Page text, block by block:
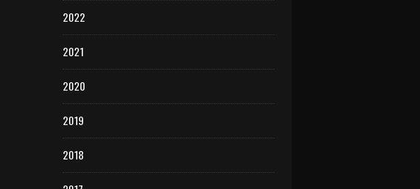
2022
2021
2020
2019
2018